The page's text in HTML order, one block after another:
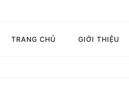
TRANG CHỦ GIỚI THIỆU